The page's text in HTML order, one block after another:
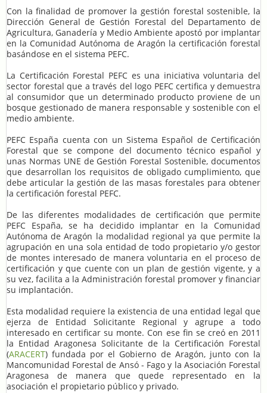
Con la finalidad de promover la gestión forestal sostenible, la
Dirección General de Gestión Forestal del Departamento de
Agricultura, Ganadería y Medio Ambiente apostó por implantar
en la Comunidad Autónoma de Aragón la certificación forestal
basándose en el sistema PEFC.
La Certificación Forestal PEFC es una iniciativa voluntaria del
sector forestal que a través del logo PEFC certifica y demuestra
al consumidor que un determinado producto proviene de un
bosque gestionado de manera responsable y sostenible con el
medio ambiente.
PEFC España cuenta con un Sistema Español de Certificación
Forestal que se compone del documento técnico español y
unas Normas UNE de Gestión Forestal Sostenible, documentos
que desarrollan los requisitos de obligado cumplimiento, que
debe articular la gestión de las masas forestales para obtener
la certificación forestal PEFC.
De las diferentes modalidades de certificación que permite
PEFC España, se ha decidido implantar en la Comunidad
Autónoma de Aragón la modalidad regional ya que permite la
agrupación en una sola entidad de todo propietario y/o gestor
de montes interesado de manera voluntaria en el proceso de
certificación y que cuente con un plan de gestión vigente, y a
su vez, facilita a la Administración forestal promover y financiar
su implantación.
Esta modalidad requiere la existencia de una entidad legal que
ejerza de Entidad Solicitante Regional y agrupe a todo
interesado en certificar su monte. Con ese fin se creó en 2011
la Entidad Aragonesa Solicitante de la Certificación Forestal
(ARACERT) fundada por el Gobierno de Aragón, junto con la
Mancomunidad Forestal de Ansó - Fago y la Asociación Forestal
Aragonesa de manera que quede representado en la
asociación el propietario público y privado.